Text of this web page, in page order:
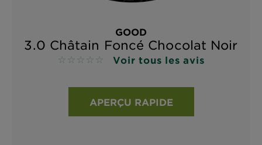
GOOD
3.0 Châtain Foncé Chocolat Noir
No reviews Voir tous les avis
APERÇU RAPIDE